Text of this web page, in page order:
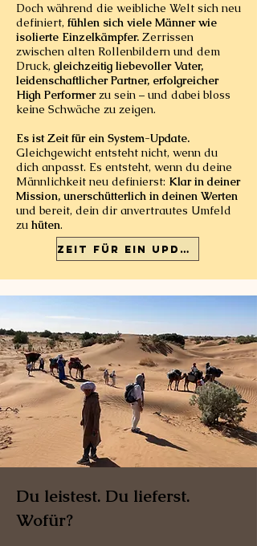
Doch während die weibliche Welt sich neu
definiert, fühlen sich viele Männer wie
isolierte Einzelkämpfer. Zerrissen
zwischen alten Rollenbildern und dem
Druck, gleichzeitig liebevoller Vater,
leidenschaftlicher Partner, erfolgreicher
High Performerzu sein – und dabei bloss
keine Schwäche zu zeigen.
Es ist Zeit für ein System-Update.
Gleichgewicht entsteht nicht, wenn du
dich anpasst. Es entsteht, wenn du deine
Männlichkeit neu definierst: Klar in deiner
Mission, unerschütterlich in deinen Werten
und bereit, dein dir anvertrautes Umfeld
zu hüten.
Zeit für ein Update!
Du leistest. Du lieferst.
Wofür?